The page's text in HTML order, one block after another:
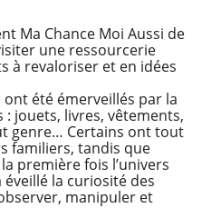
Ma Chance Moi Aussi de
une ressourcerie
à revaloriser et en idées
été émerveillés par la
jouets, livres, vêtements,
genre… Certains ont tout
familiers, tandis que
première fois l’univers
la curiosité des
manipuler et